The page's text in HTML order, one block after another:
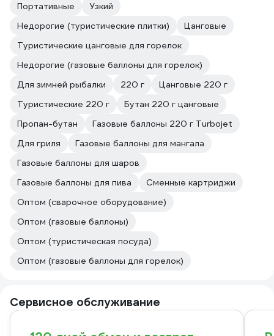
Портативные
Узкий
Недорогие (туристические плитки)
Цанговые
Туристические цанговые для горелок
Недорогие (газовые баллоны для горелок)
Для зимней рыбалки
220 г
Цанговые 220 г
Туристические 220 г
Бутан 220 г цанговые
Пропан-бутан
Газовые баллоны 220 г Turbojet
Для гриля
Газовые баллоны для мангала
Газовые баллоны для шаров
Газовые баллоны для пива
Сменные картриджи
Оптом (сварочное оборудование)
Оптом (газовые баллоны)
Оптом (туристическая посуда)
Оптом (газовые баллоны для горелок)
Сервисное обслуживание